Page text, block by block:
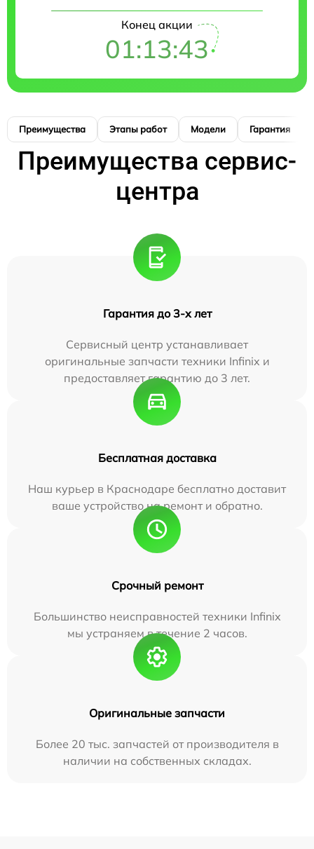
Конец акции
01:13:42
Преимущества Этапы работ Модели Гарантия
Преимущества сервис-
центра
Гарантия до 3-х лет
Сервисный центр устанавливает
оригинальные запчасти техники Infinix и
предоставляет гарантию до 3 лет.
Бесплатная доставка
Наш курьер в Краснодаре бесплатно доставит
ваше устройство на ремонт и обратно.
Срочный ремонт
Большинство неисправностей техники Infinix
мы устраняем в течение 2 часов.
Оригинальные запчасти
Более 20 тыс. запчастей от производителя в
наличии на собственных складах.